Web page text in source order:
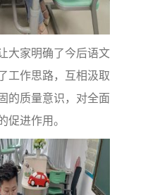
大家明确了今后语文
工作思路，互相汲取
的质量意识，对全面
进作用。